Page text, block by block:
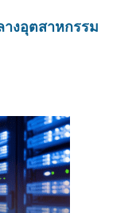
งอุตสาหกรรม